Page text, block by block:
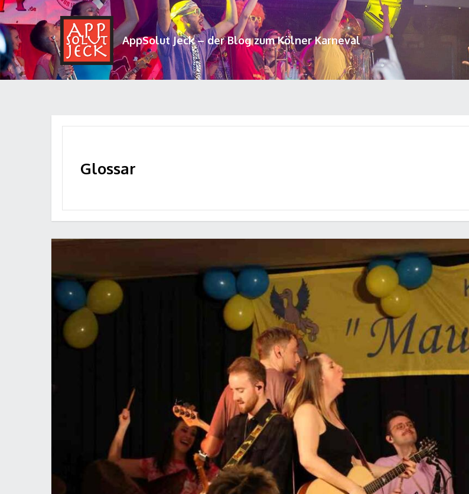
AppSolut Jeck – der Blog zum Kölner Karneval
Glossar